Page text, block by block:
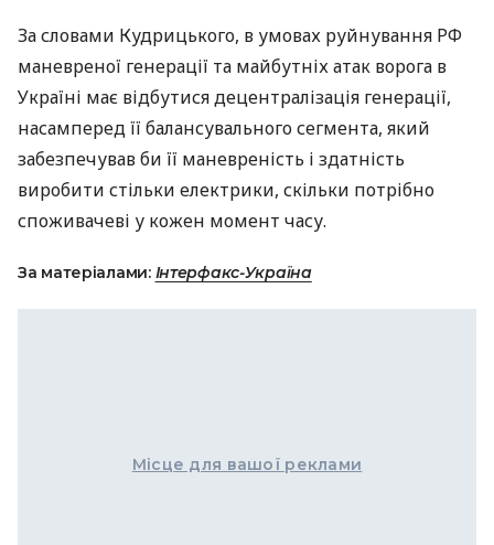
За словами Кудрицького, в умовах руйнування РФ
маневреної генерації та майбутніх атак ворога в
Україні має відбутися децентралізація генерації,
насамперед її балансувального сегмента, який
забезпечував би її маневреність і здатність
виробити стільки електрики, скільки потрібно
споживачеві у кожен момент часу.
За матеріалами: Інтерфакс-Україна
Місце для вашої реклами